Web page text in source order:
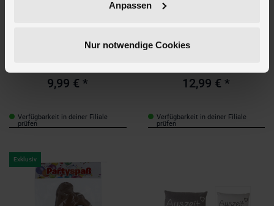
Anpassen
Nur notwendige Cookies
9,99 € *
Verfügbarkeit in deiner Filiale
prüfen
35 cm
12,99 € *
Verfügbarkeit in deiner Filiale
prüfen
Exklusiv